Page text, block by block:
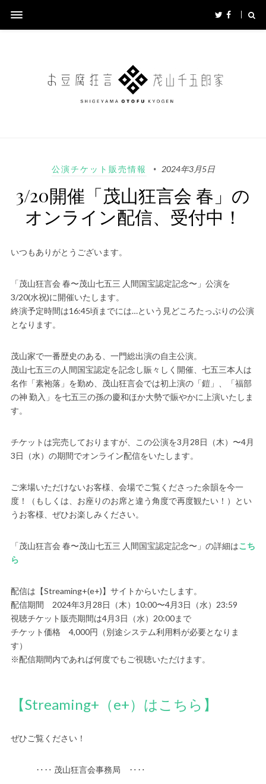
公演チケット販売情報 2024年3月5日
3/20開催「茂山狂言会 春」の
オンライン配信、受付中！
いつもありがとうございます。
「茂山狂言会 春〜茂山七五三 人間国宝認定記念〜」公演を
3/20(水祝)に開催いたします。
終演予定時間は16:45頃までには…という見どころたっぷりの公演
となります。
茂山家で一番歴史のある、一門総出演の自主公演。
茂山七五三の人間国宝認定を記念し賑々しく開催、七五三本人は
名作「素袍落」を勤め、茂山狂言会では初上演の「鎧」、「福部
の神 勤入」を七五三の孫の慶和ほか大勢で賑やかに上演いたしま
す。
チケットは完売しておりますが、この公演を3月28日（木）〜4月
3日（水）の期間でオンライン配信をいたします。
ご来場いただけないお客様、会場でご覧くださった余韻を今一
度！（もしくは、お座りのお席と違う角度で再度観たい！）とい
うお客様、ぜひお楽しみください。
「茂山狂言会 春〜茂山七五三 人間国宝認定記念〜」の詳細はこち
ら
配信は【Streaming+(e+)】サイトからいたします。
配信期間 2024年3月28日（木）10:00〜4月3日（水）23:59
視聴チケット販売期間は4月3日（水）20:00まで
チケット価格 4,000円（別途システム利用料が必要となりま
す）
※配信期間内であれば何度でもご視聴いただけます。
【Streaming+（e+）はこちら】
ぜひご覧ください！
‥‥ 茂山狂言会事務局 ‥‥